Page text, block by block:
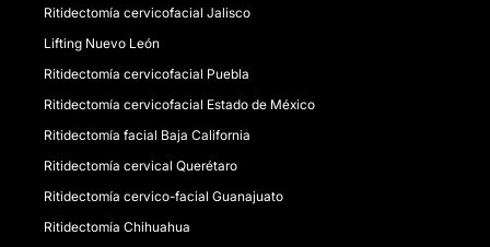
Ritidectomía cervicofacial Jalisco
Lifting Nuevo León
Ritidectomía cervicofacial Puebla
Ritidectomía cervicofacial Estado de México
Ritidectomía facial Baja California
Ritidectomía cervical Querétaro
Ritidectomía cervico-facial Guanajuato
Ritidectomía Chihuahua